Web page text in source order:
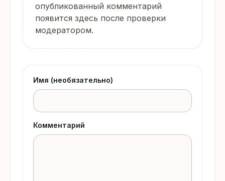
опубликованный комментарий
появится здесь после проверки
модератором.
Имя (необязательно)
Комментарий